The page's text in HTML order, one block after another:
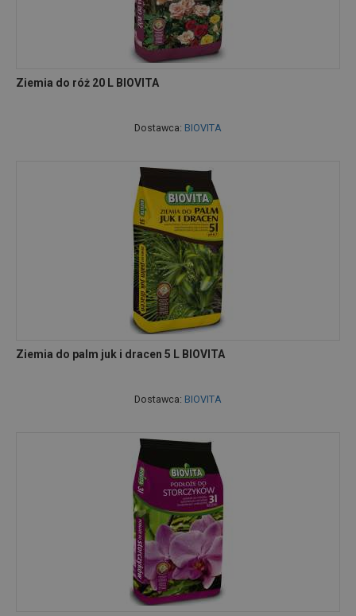
Ziemia do róż 20 L BIOVITA
Dostawca: BIOVITA
Ziemia do palm juk i dracen 5 L BIOVITA
Dostawca: BIOVITA